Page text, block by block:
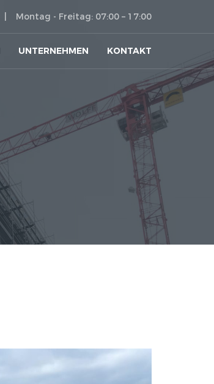
UNTERNEHMEN KONTAKT
Montag - Freitag: 07:00 – 17:00